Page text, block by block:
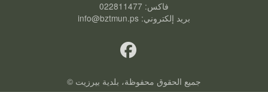
بريد إلكتروني:info@bztmun.ps
جميع الحقوق محفوظة، بلدية بيرزيت ©